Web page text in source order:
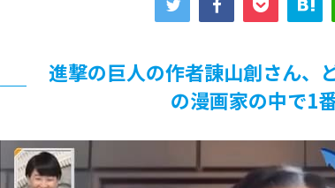
【画像】『プリズマ☆イリヤ』の新グッズ、流石に一線を
…背が高い娘
佐藤絢音ちゃん(11)が万バズ！！
超能力が使えるようになったので限界まで極める事にした
北原ももさんの挑発!!!
【画像】『プリズマ☆イリヤ』の新グッズ、流石に一線を
進撃の巨人の作者諌山創さん、
の漫画家の中で1